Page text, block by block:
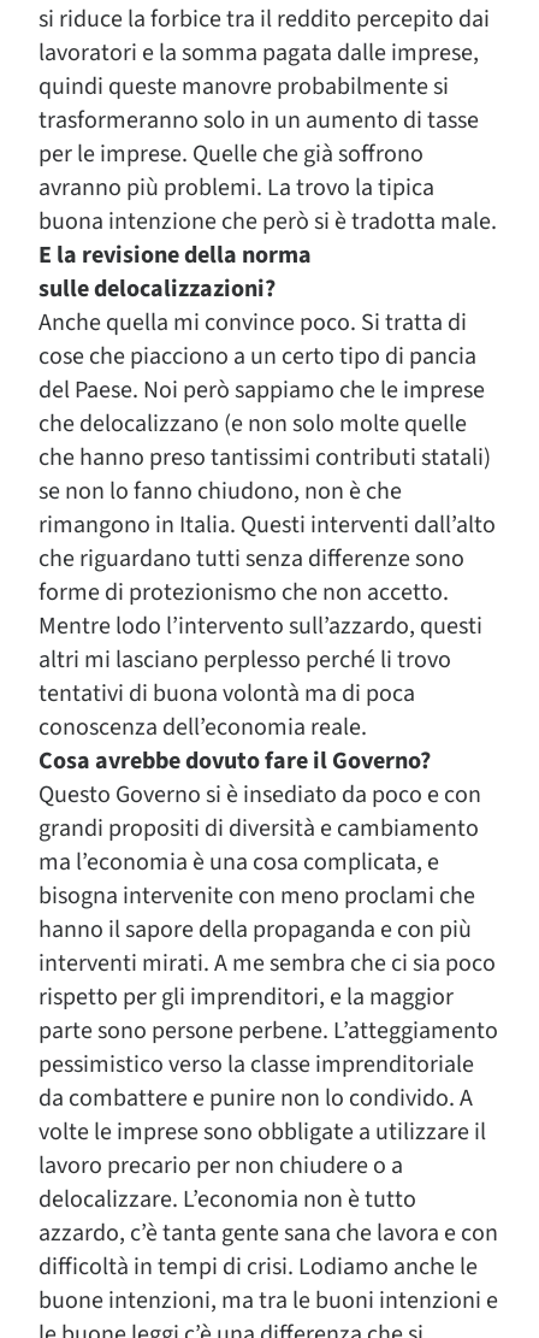
si riduce la forbice tra il reddito percepito dai
lavoratori e la somma pagata dalle imprese,
quindi queste manovre probabilmente si
trasformeranno solo in un aumento di tasse
per le imprese. Quelle che già soffrono
avranno più problemi. La trovo la tipica
buona intenzione che però si è tradotta male.
E la revisione della norma
sulle delocalizzazioni?
Anche quella mi convince poco. Si tratta di
cose che piacciono a un certo tipo di pancia
del Paese. Noi però sappiamo che le imprese
che delocalizzano (e non solo molte quelle
che hanno preso tantissimi contributi statali)
se non lo fanno chiudono, non è che
rimangono in Italia. Questi interventi dall’alto
che riguardano tutti senza differenze sono
forme di protezionismo che non accetto.
Mentre lodo l’intervento sull’azzardo, questi
altri mi lasciano perplesso perché li trovo
tentativi di buona volontà ma di poca
conoscenza dell’economia reale.
Cosa avrebbe dovuto fare il Governo?
Questo Governo si è insediato da poco e con
grandi propositi di diversità e cambiamento
ma l’economia è una cosa complicata, e
bisogna intervenite con meno proclami che
hanno il sapore della propaganda e con più
interventi mirati. A me sembra che ci sia poco
rispetto per gli imprenditori, e la maggior
parte sono persone perbene. L’atteggiamento
pessimistico verso la classe imprenditoriale
da combattere e punire non lo condivido. A
volte le imprese sono obbligate a utilizzare il
lavoro precario per non chiudere o a
delocalizzare. L’economia non è tutto
azzardo, c’è tanta gente sana che lavora e con
difficoltà in tempi di crisi. Lodiamo anche le
buone intenzioni, ma tra le buoni intenzioni e